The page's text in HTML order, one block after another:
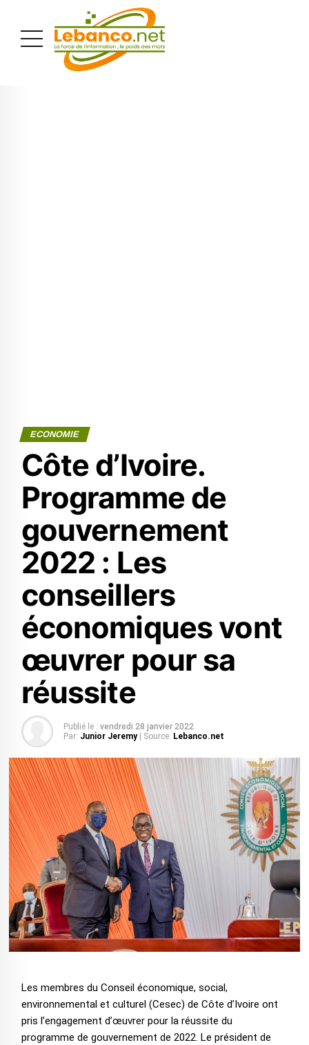
ECONOMIE
Côte d’Ivoire.
Programme de
gouvernement
2022 : Les
conseillers
économiques vont
œuvrer pour sa
réussite
Publié le : vendredi 28 janvier 2022
Par: Junior Jeremy | Source: Lebanco.net
Les membres du Conseil économique, social,
environnemental et culturel (Cesec) de Côte d’Ivoire ont
pris l’engagement d’œuvrer pour la réussite du
programme de gouvernement de 2022. Le président de